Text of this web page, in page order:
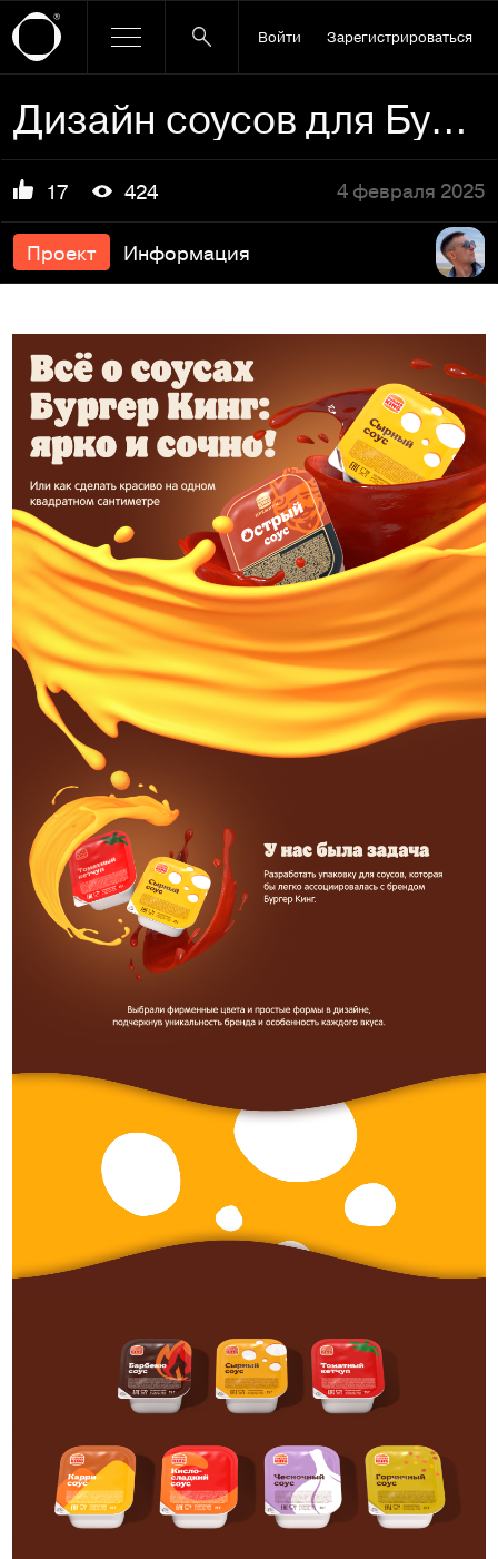
Войти Зарегистрироваться
Дизайн соусов для Бургер Кинг
17 424 4 февраля 2025
Проект Информация